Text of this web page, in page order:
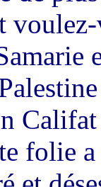
folie